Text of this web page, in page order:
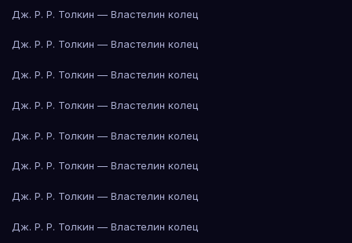
Дж. Р. Р. Толкин — Властелин колец
Дж. Р. Р. Толкин — Властелин колец
Дж. Р. Р. Толкин — Властелин колец
Дж. Р. Р. Толкин — Властелин колец
Дж. Р. Р. Толкин — Властелин колец
Дж. Р. Р. Толкин — Властелин колец
Дж. Р. Р. Толкин — Властелин колец
Дж. Р. Р. Толкин — Властелин колец